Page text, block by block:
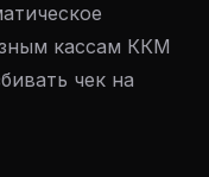
кассам ККМ
чек на